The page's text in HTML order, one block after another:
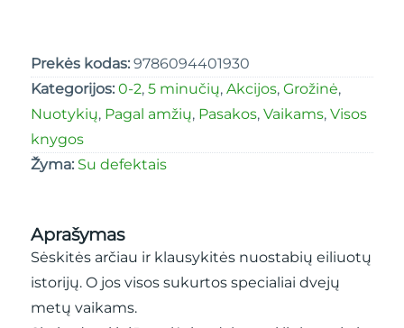
Prekės kodas: 9786094401930
Kategorijos: 0-2, 5 minučių, Akcijos, Grožinė,
Nuotykių, Pagal amžių, Pasakos, Vaikams, Visos
knygos
Žyma: Su defektais
Aprašymas
Sėskitės arčiau ir klausykitės nuostabių eiliuotų
istorijų. O jos visos sukurtos specialiai dvejų
metų vaikams.